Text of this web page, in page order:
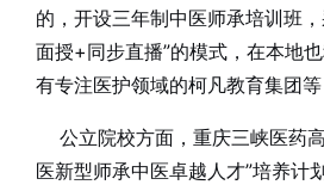
的，开设三年制中医师承培训班
面授+同步直播”的模式，在本地
有专注医护领域的柯凡教育集团等
公立院校方面，重庆三峡医药
医新型师承中医卓越人才”培养计